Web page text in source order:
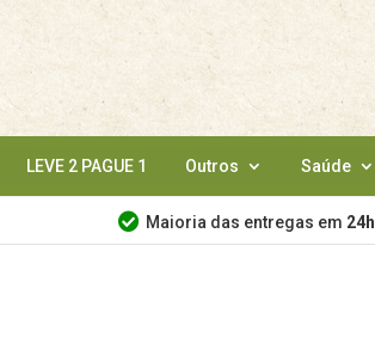
LEVE 2 PAGUE 1 Outros Saúde
Maioria das entregas em 24h